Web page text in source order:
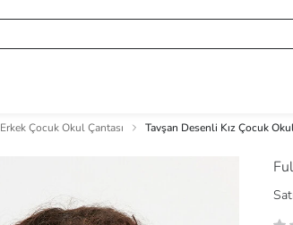
Erkek Çocuk Okul Çantası Tavşan Desenli Kız Çocuk